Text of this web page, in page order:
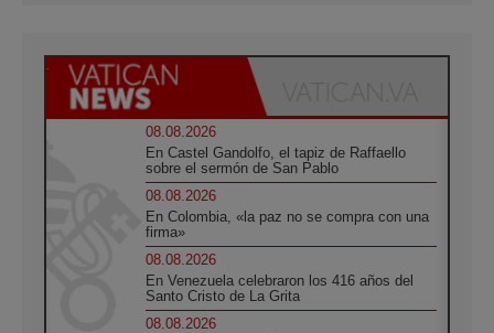
08.08.2026
En Castel Gandolfo, el tapiz de Raffaello
sobre el sermón de San Pablo
08.08.2026
En Colombia, «la paz no se compra con una
firma»
08.08.2026
En Venezuela celebraron los 416 años del
Santo Cristo de La Grita
08.08.2026